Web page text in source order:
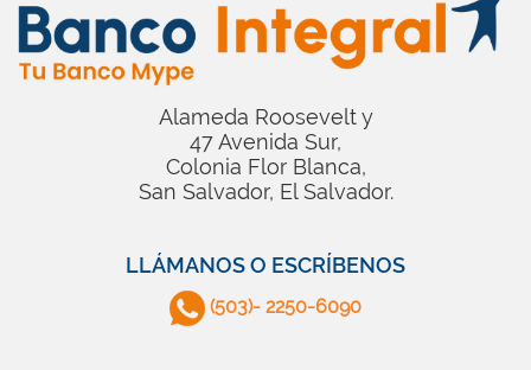
Alameda Roosevelt y
47 Avenida Sur,
Colonia Flor Blanca,
San Salvador, El Salvador.
LLÁMANOS O ESCRÍBENOS
(503)- 2250-6090